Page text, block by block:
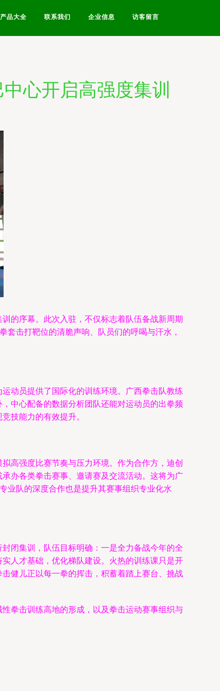
产品大全 联系我们 企业信息 访客留言
心开启高强度集训
的序幕。此次入驻，不仅标志着队伍备战新周期
套击打靶位的清脆声响、队员们的呼喝与汗水，
动员提供了国际化的训练环境。广西拳击队教练
中心配备的数据分析团队还能对运动员的出拳频
技能力的有效提升。
高强度比赛节奏与压力环境。作为合作方，迪创
办各类拳击赛事、邀请赛及交流活动。这将为广
业队的深度合作也是提升其赛事组织专业化水
闭集训，队伍目标明确：一是全力备战今年的全
人才基础，优化梯队建设。火热的训练课只是开
健儿正以每一拳的挥击，积蓄着踏上赛台、挑战
拳击训练高地的形成，以及拳击运动赛事组织与